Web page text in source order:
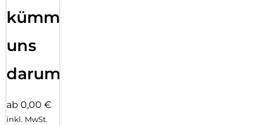
kümmern
uns
darum!
ab 0,00 €
inkl. MwSt.